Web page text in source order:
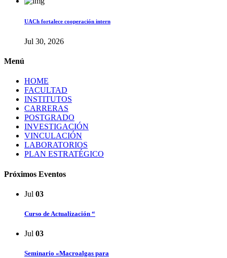
UACh fortalece cooperación intern
Jul 30, 2026
Menú
HOME
FACULTAD
INSTITUTOS
CARRERAS
POSTGRADO
INVESTIGACIÓN
VINCULACIÓN
LABORATORIOS
PLAN ESTRATÉGICO
Próximos Eventos
Jul 03
Curso de Actualización “
Jul 03
Seminario «Macroalgas para